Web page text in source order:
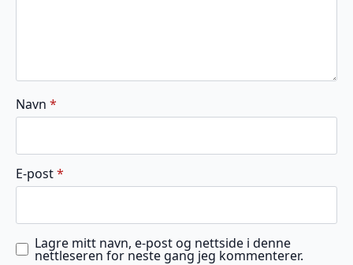
Navn *
E-post*
Lagre mitt navn, e-post og nettside i denne
nettleseren for neste gang jeg kommenterer.